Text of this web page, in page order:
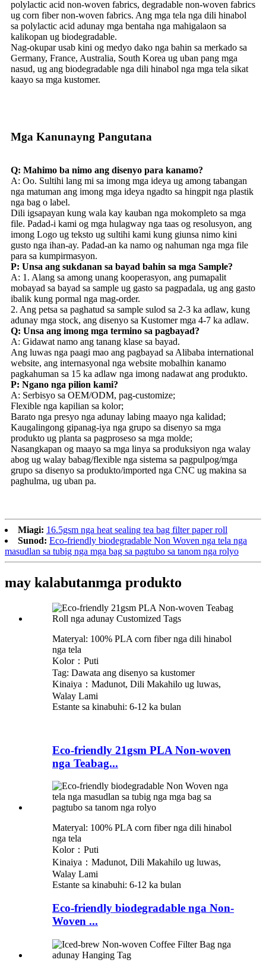
polylactic acid non-woven fabrics, degradable non-woven fabrics
ug corn fiber non-woven fabrics. Ang mga tela nga dili hinabol
sa polylactic acid adunay mga bentaha nga mahigalaon sa
kalikopan ug biodegradable.
Nag-okupar usab kini og medyo dako nga bahin sa merkado sa
Germany, France, Australia, South Korea ug uban pang mga
nasud, ug ang biodegradable nga dili hinabol nga mga tela sikat
kaayo sa mga kustomer.
Mga Kanunayng Pangutana
Q: Mahimo ba nimo ang disenyo para kanamo?
A: Oo. Sultihi lang mi sa imong mga ideya ug among tabangan
nga matuman ang imong mga ideya ngadto sa hingpit nga plastik
nga bag o label.
Dili igsapayan kung wala kay kauban nga mokompleto sa mga
file. Padad-i kami og mga hulagway nga taas og resolusyon, ang
imong Logo ug teksto ug sultihi kami kung giunsa nimo kini
gusto nga ihan-ay. Padad-an ka namo og nahuman nga mga file
para sa kumpirmasyon.
P: Unsa ang sukdanan sa bayad bahin sa mga Sample?
A: 1. Alang sa among unang kooperasyon, ang pumapalit
mobayad sa bayad sa sample ug gasto sa pagpadala, ug ang gasto
ibalik kung pormal nga mag-order.
2. Ang petsa sa paghatud sa sample sulod sa 2-3 ka adlaw, kung
adunay mga stock, ang disenyo sa Kustomer mga 4-7 ka adlaw.
Q: Unsa ang imong mga termino sa pagbayad?
A: Gidawat namo ang tanang klase sa bayad.
Ang luwas nga paagi mao ang pagbayad sa Alibaba international
website, ang internasyonal nga website mobalhin kanamo
pagkahuman sa 15 ka adlaw nga imong nadawat ang produkto.
P: Ngano nga pilion kami?
A: Serbisyo sa OEM/ODM, pag-customize;
Flexible nga kapilian sa kolor;
Barato nga presyo nga adunay labing maayo nga kalidad;
Kaugalingong gipanag-iya nga grupo sa disenyo sa mga
produkto ug planta sa pagproseso sa mga molde;
Nasangkapan og maayo sa mga linya sa produksiyon nga walay
abog ug walay babag/flexible nga sistema sa pagpulpog/mga
grupo sa disenyo sa produkto/imported nga CNC ug makina sa
paghulma, ug uban pa.
Miagi: 16.5gsm nga heat sealing tea bag filter paper roll
Sunod: Eco-friendly biodegradable Non Woven nga tela nga
masudlan sa tubig nga mga bag sa pagtubo sa tanom nga rolyo
may kalabutanmga produkto
Materyal: 100% PLA corn fiber nga dili hinabol
nga tela
Kolor：Puti
Tag: Dawata ang disenyo sa kustomer
Kinaiya：Madunot, Dili Makahilo ug luwas,
Walay Lami
Estante sa kinabuhi: 6-12 ka bulan
Eco-friendly 21gsm PLA Non-woven
nga Teabag...
Materyal: 100% PLA corn fiber nga dili hinabol
nga tela
Kolor：Puti
Kinaiya：Madunot, Dili Makahilo ug luwas,
Walay Lami
Estante sa kinabuhi: 6-12 ka bulan
Eco-friendly biodegradable nga Non-
Woven ...